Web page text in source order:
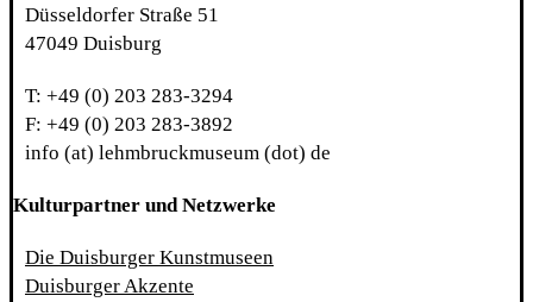
Düsseldorfer Straße 51
47049 Duisburg
T: +49 (0) 203 283-3294
F: +49 (0) 203 283-3892
info (at) lehmbruckmuseum (dot) de
Kulturpartner und Netzwerke
Die Duisburger Kunstmuseen
Duisburger Akzente